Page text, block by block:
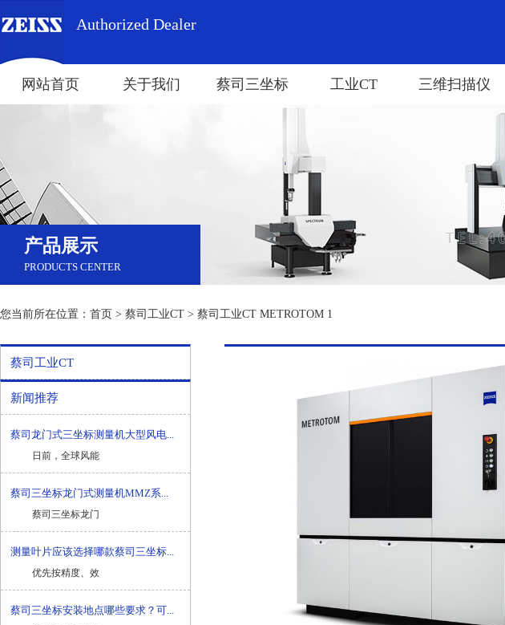
Authorized Dealer
网站首页 关于我们 蔡司三坐标 工业CT 三维扫描仪
产品展示
PRODUCTS CENTER
您当前所在位置： 首页 > 蔡司工业CT > 蔡司工业CT METROTOM 1
蔡司工业CT
新闻推荐
蔡司龙门式三坐标测量机大型风电...
日前，全球风能
蔡司三坐标龙门式测量机MMZ系...
蔡司三坐标龙门
测量叶片应该选择哪款蔡司三坐标...
优先按精度、效
蔡司三坐标安装地点哪些要求？可...